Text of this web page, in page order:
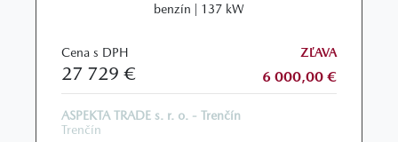
benzín | 137 kW
Cena s DPH
27 729 €
ZĽAVA
6 000,00 €
ASPEKTA TRADE s. r. o. - Trenčín
Trenčín